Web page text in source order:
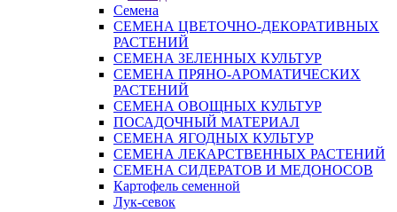
Семена
СЕМЕНА ЦВЕТОЧНО-ДЕКОРАТИВНЫХ
РАСТЕНИЙ
СЕМЕНА ЗЕЛЕННЫХ КУЛЬТУР
СЕМЕНА ПРЯНО-АРОМАТИЧЕСКИХ
РАСТЕНИЙ
СЕМЕНА ОВОЩНЫХ КУЛЬТУР
ПОСАДОЧНЫЙ МАТЕРИАЛ
СЕМЕНА ЯГОДНЫХ КУЛЬТУР
СЕМЕНА ЛЕКАРСТВЕННЫХ РАСТЕНИЙ
СЕМЕНА СИДЕРАТОВ И МЕДОНОСОВ
Картофель семенной
Лук-севок